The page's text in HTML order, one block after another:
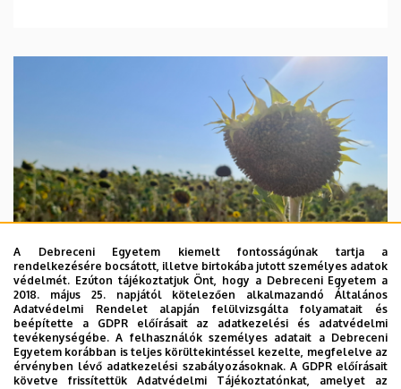
2026. augusztus 4.
A hőség árnyékában az agrárium
A Debreceni Egyetem kiemelt fontosságúnak tartja a
rendelkezésére bocsátott, illetve birtokába jutott személyes adatok
védelmét. Ezúton tájékoztatjuk Önt, hogy a Debreceni Egyetem a
2018. május 25. napjától kötelezően alkalmazandó Általános
Adatvédelmi Rendelet alapján felülvizsgálta folyamatait és
beépítette a GDPR előírásait az adatkezelési és adatvédelmi
tevékenységébe. A felhasználók személyes adatait a Debreceni
Egyetem korábban is teljes körültekintéssel kezelte, megfelelve az
érvényben lévő adatkezelési szabályozásoknak. A GDPR előírásait
követve frissítettük Adatvédelmi Tájékoztatónkat, amelyet az